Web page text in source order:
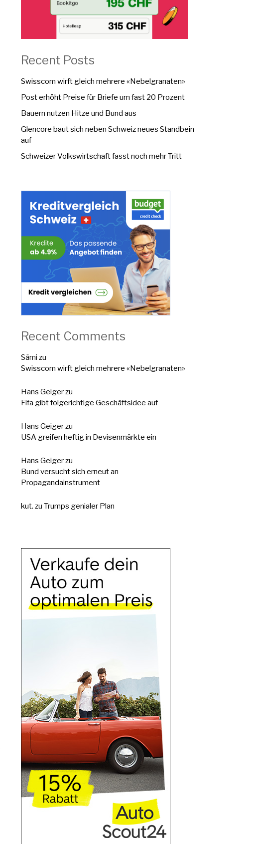
Recent Posts
Swisscom wirft gleich mehrere «Nebelgranaten»
Post erhöht Preise für Briefe um fast 20 Prozent
Bauern nutzen Hitze und Bund aus
Glencore baut sich neben Schweiz neues Standbein
auf
Schweizer Volkswirtschaft fasst noch mehr Tritt
Recent Comments
Sämi zu
Swisscom wirft gleich mehrere «Nebelgranaten»
Hans Geigerzu
Fifa gibt folgerichtige Geschäftsidee auf
Hans Geigerzu
USA greifen heftig in Devisenmärkte ein
Hans Geigerzu
Bund versucht sich erneut an
Propagandainstrument
kut. zu Trumps genialer Plan